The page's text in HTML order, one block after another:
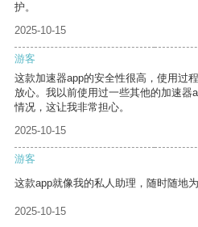
护。
2025-10-15
游客
这款加速器app的安全性很高，使用过
放心。我以前使用过一些其他的加速器
情况，这让我非常担心。
2025-10-15
游客
这款app就像我的私人助理，随时随地
2025-10-15